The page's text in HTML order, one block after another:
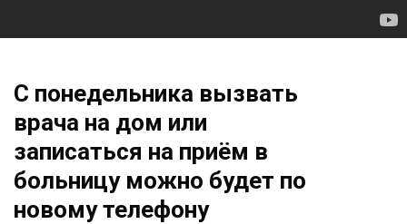
С понедельника вызвать
врача на дом или
записаться на приём в
больницу можно будет по
новому телефону